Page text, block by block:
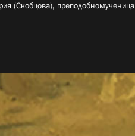
(Скобцова), преподобномученица­